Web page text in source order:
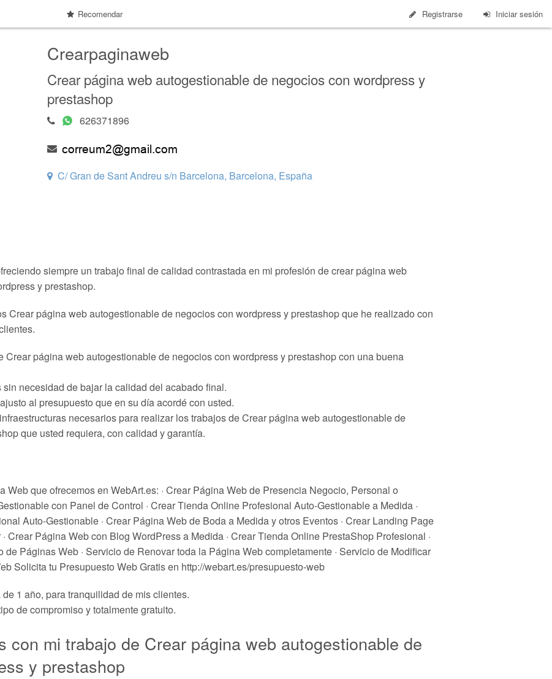
Recomendar Registrarse Iniciar sesión
Crearpaginaweb
Crear página web autogestionable de negocios con wordpress y
prestashop
626371896
C/ Gran de Sant Andreu s/n Barcelona, Barcelona, España
siempre un trabajo final de calidad contrastada en mi profesión de crear página web
y prestashop.
Crear página web autogestionable de negocios con wordpress y prestashop que he realizado con
Crear página web autogestionable de negocios con wordpress y prestashop con una buena
necesidad de bajar la calidad del acabado final.
al presupuesto que en su día acordé con usted.
necesarios para realizar los trabajos de Crear página web autogestionable de
que usted requiera, con calidad y garantía.
Web que ofrecemos en WebArt.es: · Crear Página Web de Presencia Negocio, Personal o
con Panel de Control · Crear Tienda Online Profesional Auto-Gestionable a Medida ·
Auto-Gestionable · Crear Página Web de Boda a Medida y otros Eventos · Crear Landing Page
Crear Página Web con Blog WordPress a Medida · Crear Tienda Online PrestaShop Profesional ·
Páginas Web · Servicio de Renovar toda la Página Web completamente · Servicio de Modificar
Solicita tu Presupuesto Web Gratis en http://webart.es/presupuesto-web
1 año, para tranquilidad de mis clientes.
de compromiso y totalmente gratuito.
con mi trabajo de Crear página web autogestionable de
y prestashop